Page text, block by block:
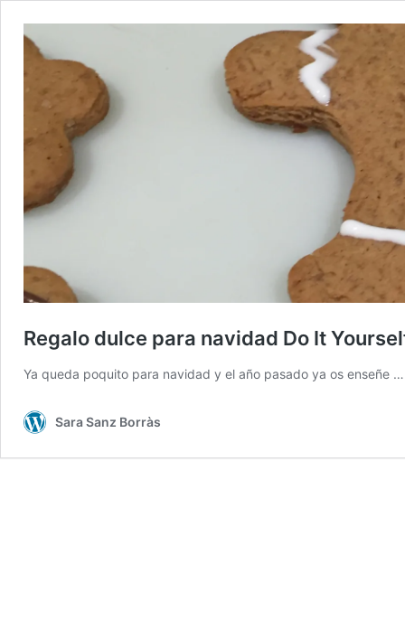
Regalo dulce para navidad Do It
Ya queda poquito para navidad y el año pasado ya os enseñe
Sara Sanz Borràs